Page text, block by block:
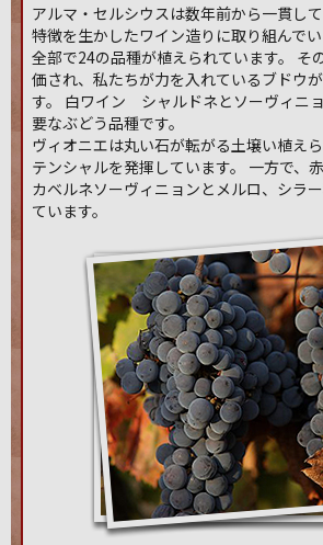
アルマ・セルシウスは数年前から一貫し
特徴を生かしたワイン造りに取り組んで
全部で24の品種が植えられています。 そ
価され、私たちが力を入れているブドウ
す。 白ワイン シャルドネとソーヴィニ
要なぶどう品種です。
ヴィオニエは丸い石が転がる土壌い植え
テンシャルを発揮しています。 一方で、
カベルネソーヴィニョンとメルロ、シラ
ています。